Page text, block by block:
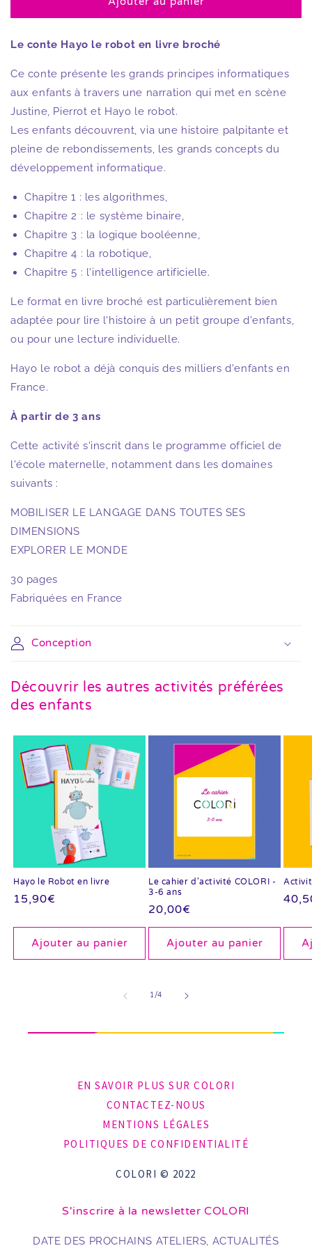
Hayo
Robot
livre
Hayo
Robot
livre
Le conte Hayo le robot en livre broché
Ce conte présente les grands principes informatiques
aux enfants à travers une narration qui met en scène
Justine, Pierrot et Hayo le robot.
Les enfants découvrent, via une histoire palpitante et
pleine de rebondissements, les grands concepts du
développement informatique.
Chapitre 1 : les algorithmes,
Chapitre 2 : le système binaire,
Chapitre 3 : la logique booléenne,
Chapitre 4 : la robotique,
Chapitre 5 : l'intelligence artificielle.
Le format en livre broché est particulièrement bien
adaptée pour lire l'histoire à un petit groupe d'enfants,
ou pour une lecture individuelle.
Hayo le robot a déjà conquis des milliers d'enfants en
France.
À partir de 3 ans
Cette activité s'inscrit dans le programme officiel de
l'école maternelle, notamment dans les domaines
suivants :
MOBILISER LE LANGAGE DANS TOUTES SES
DIMENSIONS
EXPLORER LE MONDE
30 pages
Fabriquées en France
Conception
Découvrir les autres activités préférées
des enfants
Hayo le Robot en livre
Prix
15,90€
Ajouter au panier
Le cahier d'activité COLORI -
3-6 ans
Prix
habituel
20,00€
Ajouter au panier
Prix
1/de
4
EN SAVOIR PLUS SUR COLORI
CONTACTEZ-NOUS
MENTIONS LÉGALES
POLITIQUES DE CONFIDENTIALITÉ
COLORI © 2022
S'inscrire à la newsletter COLORI
DATE DES PROCHAINS ATELIERS, ACTUALITÉS